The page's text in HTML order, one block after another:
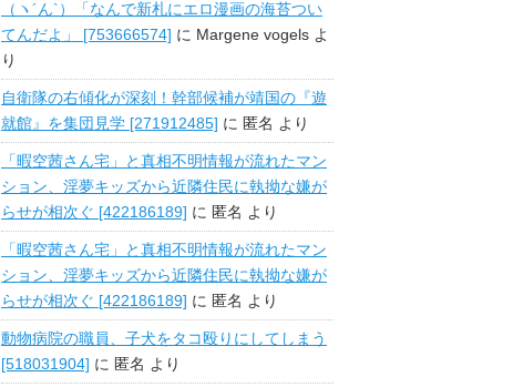
（ヽ´ん`）「なんで新札にエロ漫画の海苔つい
てんだよ」 [753666574] に Margene vogels よ
り
自衛隊の右傾化が深刻！幹部候補が靖国の『遊
就館』を集団見学 [271912485] に 匿名 より
「暇空茜さん宅」と真相不明情報が流れたマン
ション、淫夢キッズから近隣住民に執拗な嫌が
らせが相次ぐ [422186189] に 匿名 より
「暇空茜さん宅」と真相不明情報が流れたマン
ション、淫夢キッズから近隣住民に執拗な嫌が
らせが相次ぐ [422186189] に 匿名 より
動物病院の職員、子犬をタコ殴りにしてしまう
[518031904] に 匿名 より